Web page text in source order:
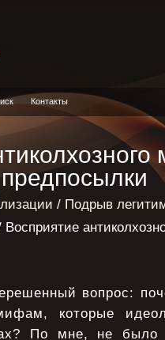
Контакты
/ Подрыв
вопрос:
которые
По мне, не было